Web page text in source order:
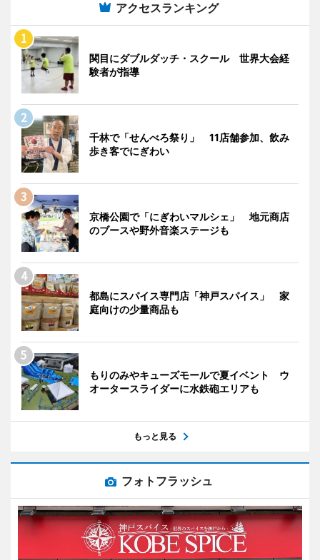
アクセスランキング
関目にダブルダッチ・スクール 世界大会経
験者が指導
千林で「せんべろ祭り」 11店舗参加、飲み
歩き客でにぎわい
京橋公園で「にぎわいマルシェ」 地元商店
のブースや野外音楽ステージも
都島にスパイス専門店「神戸スパイス」 家
庭向けの少量商品も
もりのみやキューズモールで夏イベント ウ
オータースライダーに水鉄砲エリアも
もっと見る
フォトフラッシュ